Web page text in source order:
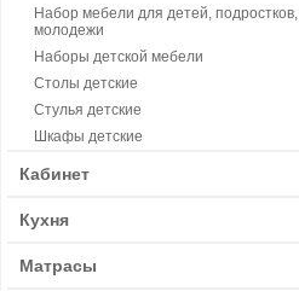
Набор мебели для детей, подростков,
молодежи
Наборы детской мебели
Столы детские
Стулья детские
Шкафы детские
Кабинет
Кухня
Матрасы